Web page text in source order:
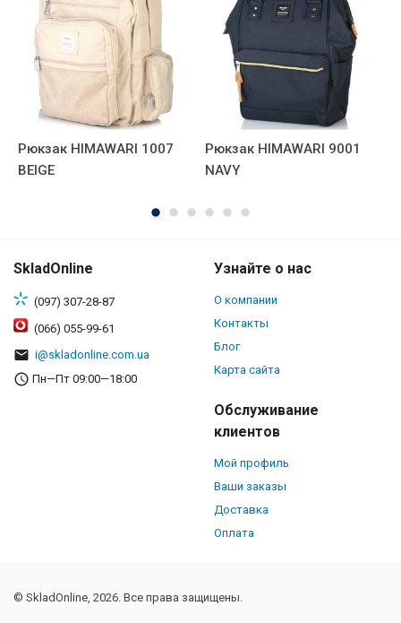
Рюкзак HIMAWARI 1007
BEIGE
Рюкзак HIMAWARI 9001
NAVY
SkladOnline
(097) 307-28-87
(066) 055-99-61
i@skladonline.com.ua
Пн—Пт 09:00—18:00
Узнайте о нас
О компании
Контакты
Блог
Карта сайта
Обслуживание
клиентов
Мой профиль
Ваши заказы
Доставка
Оплата
© SkladOnline, 2026. Все права защищены.